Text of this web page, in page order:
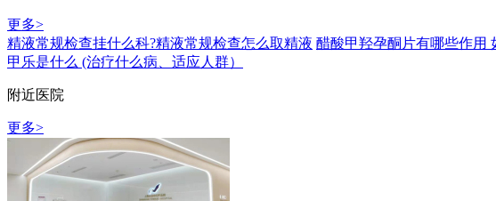
更多>
精液常规检查挂什么科?精液常规检查怎么取精液 醋酸甲羟孕酮片有哪些作用
甲乐是什么 (治疗什么病、适应人群）
附近医院
更多>